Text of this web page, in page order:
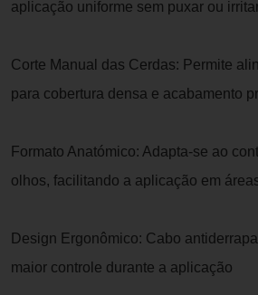
aplicação uniforme sem puxar ou
Corte Manual das Cerdas: Permite
para cobertura densa e acabamento
Formato Anatómico: Adapta-se ao
olhos, facilitando a aplicação em
Design Ergonômico: Cabo
maior controle durante a aplicação